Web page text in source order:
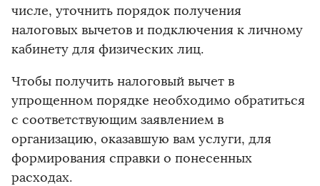
числе, уточнить порядок получения
налоговых вычетов и подключения к личному
кабинету для физических лиц.
Чтобы получить налоговый вычет в
упрощенном порядке необходимо обратиться
с соответствующим заявлением в
организацию, оказавшую вам услуги, для
формирования справки о понесенных
расходах.